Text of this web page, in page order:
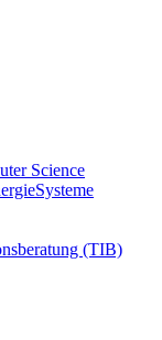
Science
(TIB)